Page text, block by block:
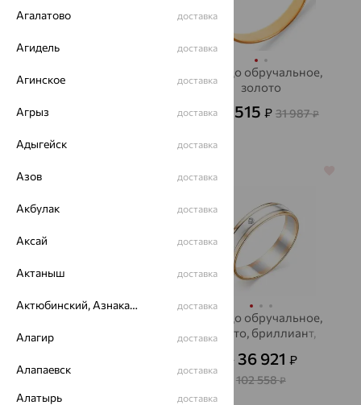
золото, АВРОРА
от
Кольцо обручальное,
золото
от 11 515 ₽ 31 987₽
золото, KARATOV
Кольцо обручальное,
золото, бриллиант,
от 36 921₽
102 558₽
Агалатово доставка
Агидель доставка
Агинское доставка
Агрыз доставка
Адыгейск доставка
Азов доставка
Акбулак доставка
Аксай доставка
Актаныш доставка
Актюбинский, Азнакаевский район доставка
Алагир доставка
Алапаевск доставка
Алатырь доставка